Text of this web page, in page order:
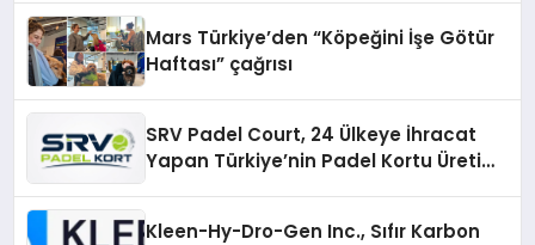
Mars Türkiye’den “Köpeğini İşe Götür
Haftası” çağrısı
SRV Padel Court, 24 Ülkeye İhracat
Yapan Türkiye’nin Padel Kortu Üretim
Kleen-Hy-Dro-Gen Inc., Sıfır Karbon